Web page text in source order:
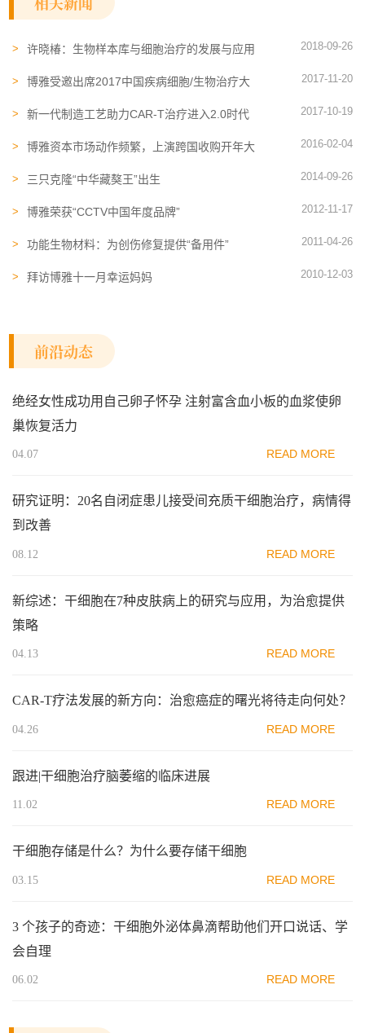
许晓椿：生物样本库与细胞治疗的发展与应用 2018-09-26
博雅受邀出席2017中国疾病细胞/生物治疗大
2017-11-20
新一代制造工艺助力CAR-T治疗进入2.0时代 2017-10-19
博雅资本市场动作频繁，上演跨国收购开年大
公司
2016-02-04
三只克隆“中华藏獒王”出生 2014-09-26
博雅荣获“CCTV中国年度品牌” 2012-11-17
功能生物材料：为创伤修复提供“备用件” 2011-04-26
拜访博雅十一月幸运妈妈 2010-12-03
前沿动态
绝经女性成功用自己卵子怀孕 注射富含血小板的血浆使卵
巢恢复活力
04.07 READ MORE
研究证明：20名自闭症患儿接受间充质干细胞治疗，病情得
到改善
08.12 READ MORE
新综述：干细胞在7种皮肤病上的研究与应用，为治愈提供
策略
04.13 READ MORE
CAR-T疗法发展的新方向：治愈癌症的曙光将待走向何处？
04.26 READ MORE
跟进|干细胞治疗脑萎缩的临床进展
11.02 READ MORE
干细胞存储是什么？为什么要存储干细胞
03.15 READ MORE
3 个孩子的奇迹：干细胞外泌体鼻滴帮助他们开口说话、学
会自理
06.02 READ MORE